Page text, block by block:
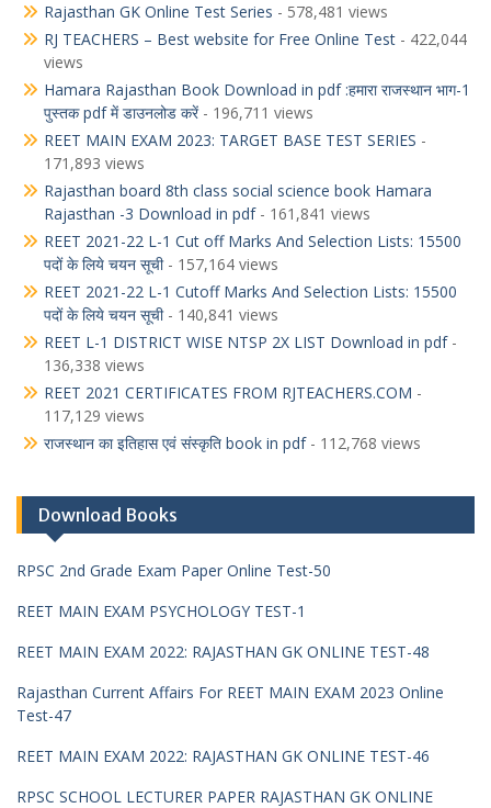
Rajasthan GK Online Test Series - 578,481 views
RJ TEACHERS – Best website for Free Online Test - 422,044
views
Hamara Rajasthan Book Download in pdf :हमारा राजस्थान भाग-1
पुस्तक pdf में डाउनलोड करें- 196,711 views
REET MAIN EXAM 2023: TARGET BASE TEST SERIES -
171,893 views
Rajasthan board 8th class social science book Hamara
Rajasthan -3 Download in pdf- 161,841 views
REET 2021-22 L-1 Cut off Marks And Selection Lists: 15500
पदों के लिये चयन सूची- 157,164 views
REET 2021-22 L-1 Cutoff Marks And Selection Lists: 15500
पदों के लिये चयन सूची- 140,841 views
REET L-1 DISTRICT WISE NTSP 2X LIST Download in pdf-
136,338 views
REET 2021 CERTIFICATES FROM RJTEACHERS.COM -
117,129 views
राजस्थान का इतिहास एवं संस्कृति book in pdf- 112,768 views
Download Books
RPSC 2nd Grade Exam Paper Online Test-50
REET MAIN EXAM PSYCHOLOGY TEST-1
REET MAIN EXAM 2022: RAJASTHAN GK ONLINE TEST-48
Rajasthan Current Affairs For REET MAIN EXAM 2023 Online
Test-47
REET MAIN EXAM 2022: RAJASTHAN GK ONLINE TEST-46
RPSC SCHOOL LECTURER PAPER RAJASTHAN GK ONLINE